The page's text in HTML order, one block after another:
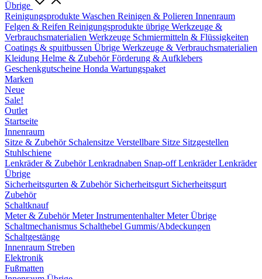
Übrige
Reinigungsprodukte Waschen Reinigen & Polieren Innenraum
Felgen & Reifen Reinigungsprodukte übrige Werkzeuge &
Verbrauchsmaterialien Werkzeuge Schmiermitteln & Flüssigkeiten
Coatings & spuitbussen Übrige Werkzeuge & Verbrauchsmaterialien
Kleidung Helme & ZubehörFörderung & Aufklebers
Geschenkgutscheine Honda Wartungspaket
Marken
Neue
Sale!
Outlet
Startseite
Innenraum
Sitze & Zubehör Schalensitze Verstellbare Sitze Sitzgestellen
Stuhlschiene
Lenkräder & ZubehörLenkradnaben Snap-offLenkräderLenkräder
Übrige
Sicherheitsgurten & Zubehör Sicherheitsgurt Sicherheitsgurt
Zubehör
Schaltknauf
Meter & ZubehörMeterInstrumentenhalterMeter Übrige
Schaltmechanismus Schalthebel Gummis/Abdeckungen
Schaltgestänge
Innenraum Streben
Elektronik
Fußmatten